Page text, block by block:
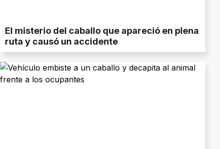
El misterio del caballo que apareció en plena
ruta y causó un accidente